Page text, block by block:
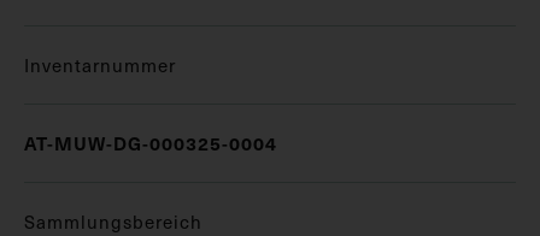
Inventarnummer
AT-MUW-DG-000325-0004
Sammlungsbereich